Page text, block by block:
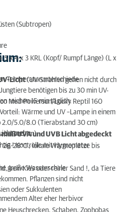
(Subtropen)
: 5 x 4 x 3 KRL (Kopf/ Rumpf Länge) (L x
Temperaturunterschiede
Licht(UV-Strahlen gehen nicht durch
benötigen bis zu 30 min UV-
reichen 15 min täglich.
Med Powersun/Lucky Reptil 160
Wärme und UV –Lampe in einem
2.0/5.0/8.0 (Tierabstand 30 cm)
mehr1m)
UVA und UVB Licht abgedeckt
! Kontrolle mit Hygrometer
28°C ; lokale Wärmeplätze bis
große Wasserschale
kein Kies oder reiner Sand !, da Tiere
Pflanzen sind nicht
oder Sukkulenten
Alter eher herbivor
Heuschrecken, Schaben, Zophobas